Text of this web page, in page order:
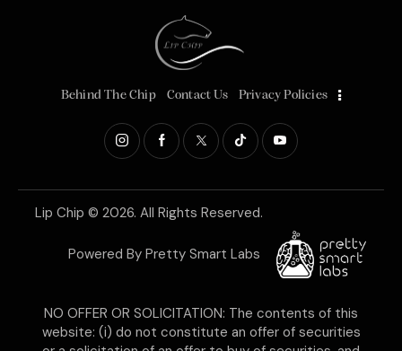
Behind The Chip Contact Us Privacy Policies
Lip Chip © 2026. All Rights Reserved.
Powered By Pretty Smart Labs
NO OFFER OR SOLICITATION: The contents of this
website: (i) do not constitute an offer of securities